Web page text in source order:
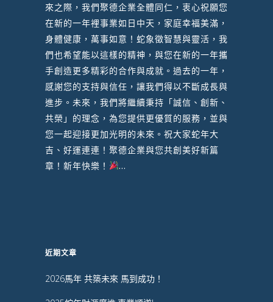
來之際，我們聚德企業全體同仁，衷心祝願您
在新的一年裡事業如日中天，家庭幸福美滿，
身體健康，萬事如意！蛇象徵智慧與靈活，我
們也希望能以這樣的精神，與您在新的一年攜
手創造更多精彩的合作與成就。過去的一年，
感謝您的支持與信任，讓我們得以不斷成長與
進步。未來，我們將繼續秉持「誠信、創新、
共榮」的理念，為您提供更優質的服務，並與
您一起迎接更加光明的未來。祝大家蛇年大
吉、好運連連！聚德企業與您共創美好新篇
章！新年快樂！
...
近期文章
2026馬年 共築未來 馬到成功！